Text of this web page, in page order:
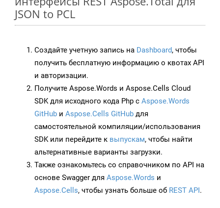
JSON to PCL
Создайте учетную запись на Dashboard, чтобы
получить бесплатную информацию о квотах API
и авторизации.
Получите Aspose.Words и Aspose.Cells Cloud
SDK для исходного кода Php с Aspose.Words
GitHub и Aspose.Cells GitHub для
самостоятельной компиляции/использования
SDK или перейдите к выпускам, чтобы найти
альтернативные варианты загрузки.
Также ознакомьтесь со справочником по API на
основе Swagger для Aspose.Words и
Aspose.Cells, чтобы узнать больше об REST API.